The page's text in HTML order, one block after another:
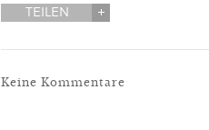
TEILEN
Keine Kommentare